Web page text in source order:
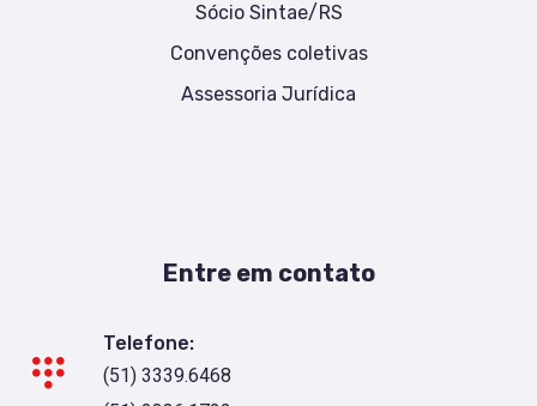
Sócio Sintae/RS
Convenções coletivas
Assessoria Jurídica
Entre em contato
Telefone:
(51) 3339.6468